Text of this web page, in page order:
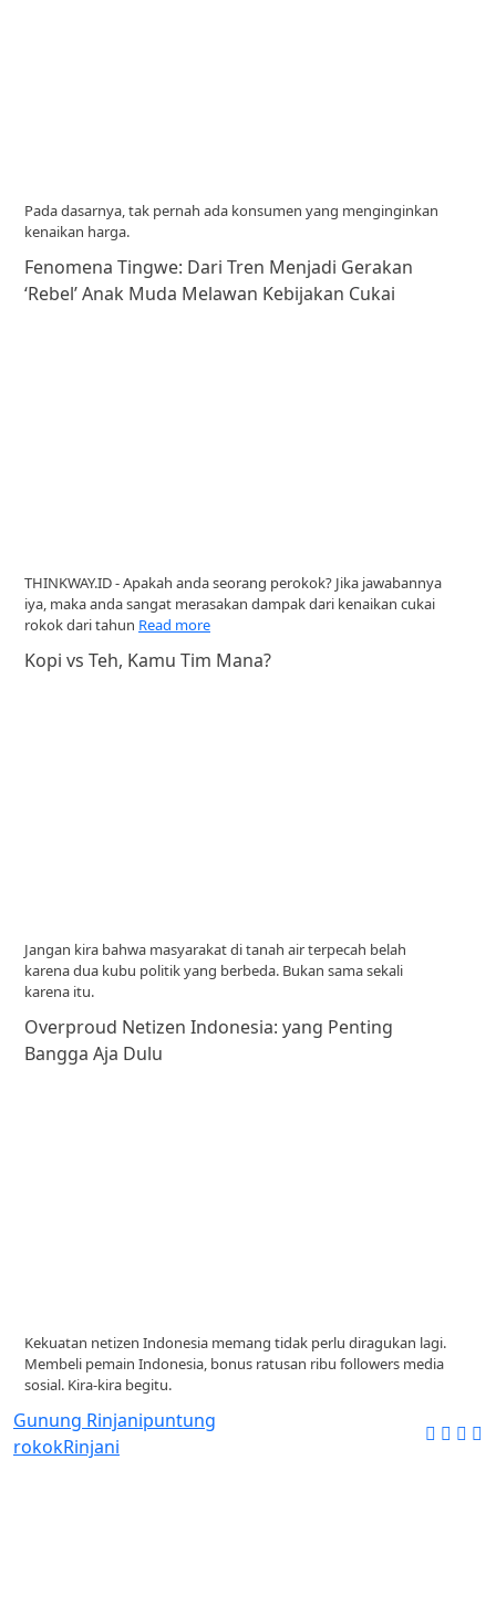
Pada dasarnya, tak pernah ada konsumen yang menginginkan
kenaikan harga.
Fenomena Tingwe: Dari Tren Menjadi Gerakan
‘Rebel’ Anak Muda Melawan Kebijakan Cukai
THINKWAY.ID - Apakah anda seorang perokok? Jika jawabannya
iya, maka anda sangat merasakan dampak dari kenaikan cukai
rokok dari tahun Read more
Kopi vs Teh, Kamu Tim Mana?
Jangan kira bahwa masyarakat di tanah air terpecah belah
karena dua kubu politik yang berbeda. Bukan sama sekali
karena itu.
Overproud Netizen Indonesia: yang Penting
Bangga Aja Dulu
Kekuatan netizen Indonesia memang tidak perlu diragukan lagi.
Membeli pemain Indonesia, bonus ratusan ribu followers media
sosial. Kira-kira begitu.
Gunung Rinjanipuntung
rokokRinjani